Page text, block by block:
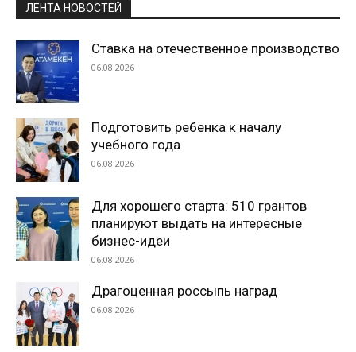
ЛЕНТА НОВОСТЕЙ
Ставка на отечественное производство
06.08.2026
Подготовить ребенка к началу
учебного года
06.08.2026
Для хорошего старта: 510 грантов
планируют выдать на интересные
бизнес-идеи
06.08.2026
Драгоценная россыпь наград
06.08.2026